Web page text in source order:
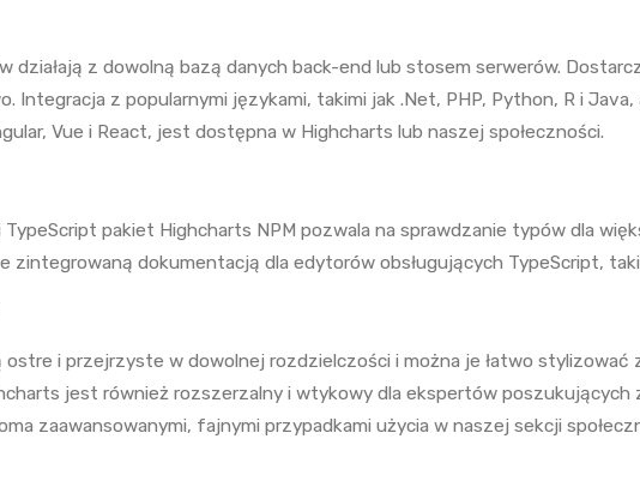
działają z dowolną bazą danych back-end lub stosem serwerów.
Integracja z popularnymi językami, takimi jak .Net, PHP, Python, R i
Vue i React, jest dostępna w Highcharts lub naszej społeczności.
pakiet Highcharts NPM pozwala na sprawdzanie typów dla
zintegrowaną dokumentacją dla edytorów obsługujących TypeScript,
ostre i przejrzyste w dowolnej rozdzielczości i można je łatwo
jest również rozszerzalny i wtykowy dla ekspertów poszukujących
zaawansowanymi, fajnymi przypadkami użycia w naszej sekcji